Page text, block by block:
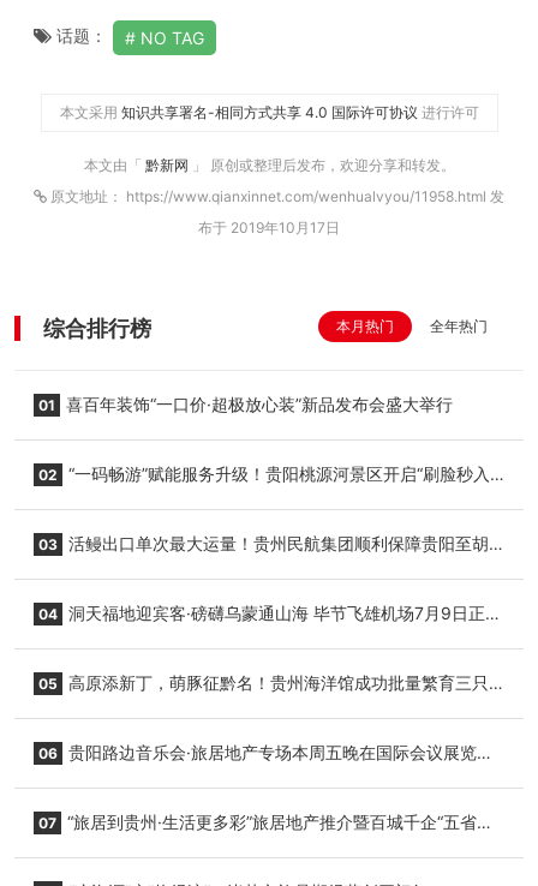
话题： NO TAG
本文采用 知识共享署名-相同方式共享 4.0 国际许可协议 进行许可
本文由「 黔新网 」 原创或整理后发布，欢迎分享和转发。
原文地址： https://www.qianxinnet.com/wenhualvyou/11958.html 发
布于 2019年10月17日
综合排行榜 本月热门 全年热门
01 喜百年装饰“一口价·超极放心装”新品发布会盛大举行
02 “一码畅游”赋能服务升级！贵阳桃源河景区开启“刷脸秒入
03 活鳗出口单次最大运量！贵州民航集团顺利保障贵阳至胡
04 洞天福地迎宾客·磅礴乌蒙通山海 毕节飞雄机场7月9日正式
05 高原添新丁，萌豚征黔名！贵州海洋馆成功批量繁育三只
06 贵阳路边音乐会·旅居地产专场本周五晚在国际会议展览中
07 “旅居到贵州·生活更多彩”旅居地产推介暨百城千企“五省